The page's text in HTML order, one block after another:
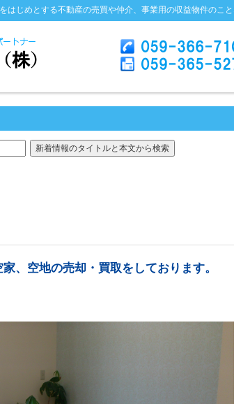
はじめとする不動産の売買や仲介、事業用の収益物件のこ
、空地の売却・買取をしております。